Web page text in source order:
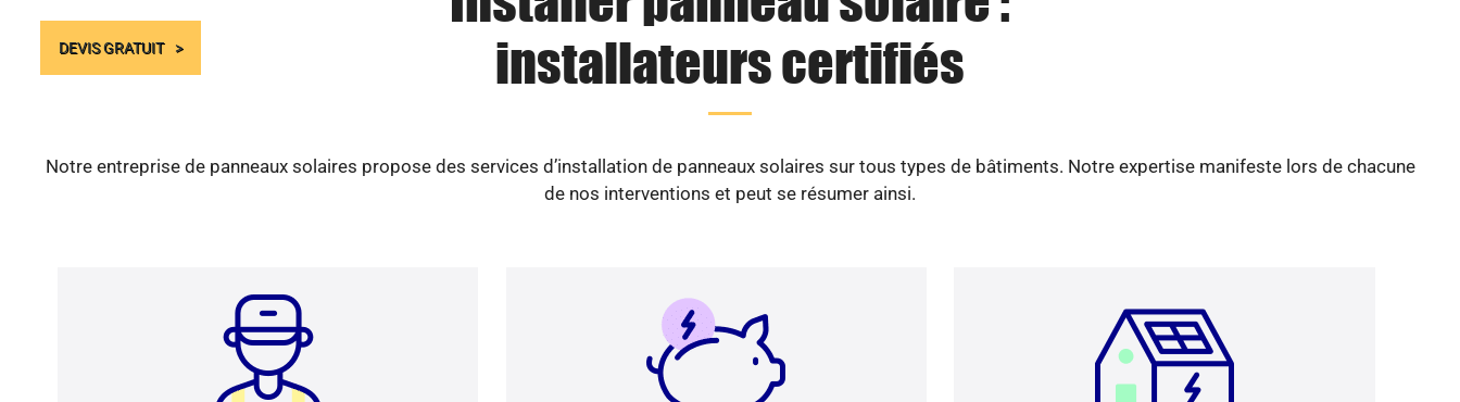
DEVIS GRATUIT
installateurs certifiés
Notre entreprise de panneaux solaires propose des services d’installation de panneaux solaires sur tous types de bâtiments. Notre expertise manifeste lors de chacune
de nos interventions et peut se résumer ainsi.